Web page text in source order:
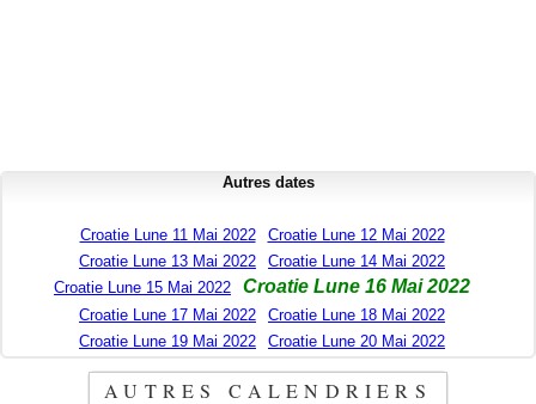
Autres dates
Croatie Lune 11 Mai 2022
Croatie Lune 12 Mai 2022
Croatie Lune 13 Mai 2022
Croatie Lune 14 Mai 2022
Croatie Lune 15 Mai 2022
Croatie Lune 16 Mai 2022
Croatie Lune 17 Mai 2022
Croatie Lune 18 Mai 2022
Croatie Lune 19 Mai 2022
Croatie Lune 20 Mai 2022
AUTRES CALENDRIERS